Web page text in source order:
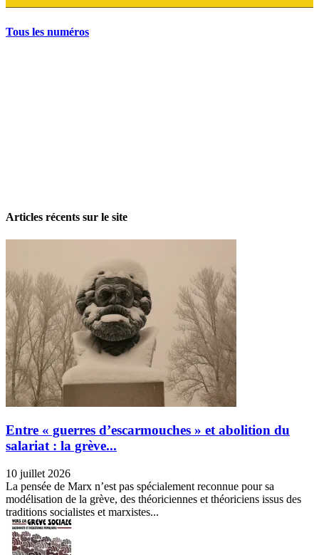
Tous les numéros
Articles récents sur le site
Entre « guerres d’escarmouches » et abolition du
salariat : la grève...
10 juillet 2026
La pensée de Marx n’est pas spécialement reconnue pour sa
modélisation de la grève, des théoriciennes et théoriciens issus des
traditions socialistes et marxistes...